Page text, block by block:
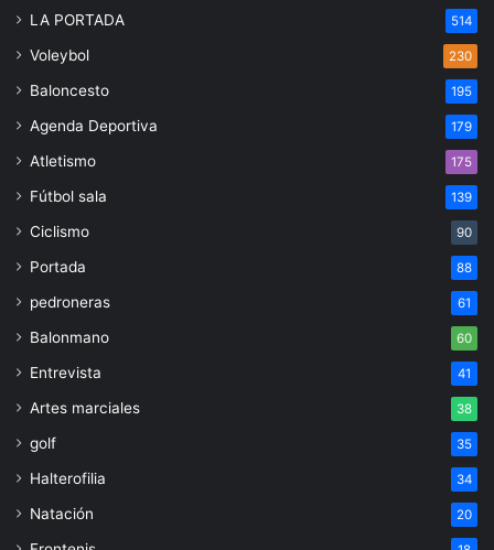
LA PORTADA 514
Voleybol 230
Baloncesto 195
Agenda Deportiva 179
Atletismo 175
Fútbol sala 139
Ciclismo 90
Portada 88
pedroneras 61
Balonmano 60
Entrevista 41
Artes marciales 38
golf 35
Halterofilia 34
Natación 20